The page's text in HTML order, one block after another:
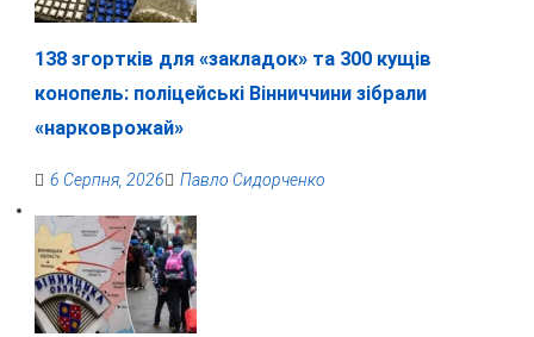
138 згортків для «закладок» та 300 кущів
конопель: поліцейські Вінниччини зібрали
«нарковрожай»
6 Серпня, 2026 Павло Сидорченко